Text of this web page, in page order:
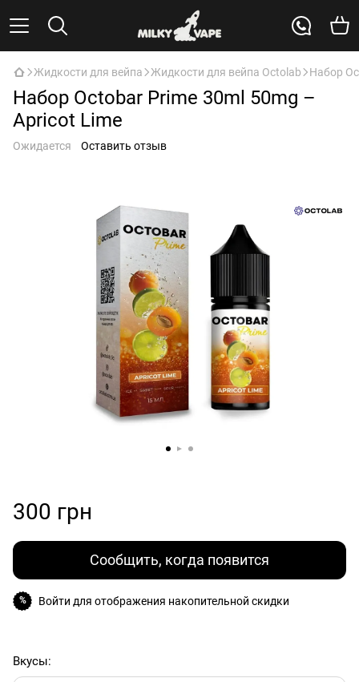
Жидкости для вейпа Жидкости для вейпа Octolab Набор
Набор Octobar Prime 30ml 50mg –
Apricot Lime
Ожидается Оставить отзыв
300 грн
Сообщить, когда появится
% Войти для отображения накопительной скидки
Вкусы: